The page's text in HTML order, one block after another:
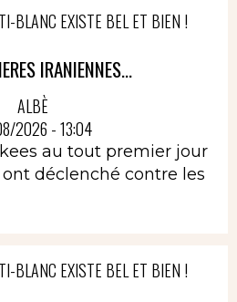
BLANC EXISTE BEL ET BIEN !
IRANIENNES...
ALBÈ
2026 - 13:04
au tout premier jour
déclenché contre les
BLANC EXISTE BEL ET BIEN !